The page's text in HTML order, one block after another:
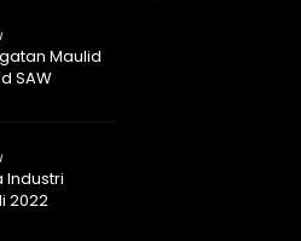
Maulid
SAW
Industri
2022